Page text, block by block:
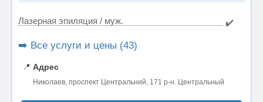
Лазерная эпиляция / муж. ✔️
➡️ Все услуги и цены (43)
📍 Адрес
Николаев, проспект Центральний, 171 р-н. Центральный